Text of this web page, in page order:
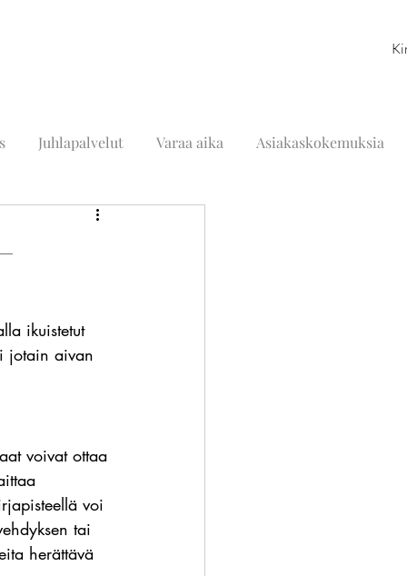
Juhlapalvelut Varaa aika Asiakaskokemuksia
ikuistetut
jotain aivan
voivat ottaa
voi
tai
herättävä